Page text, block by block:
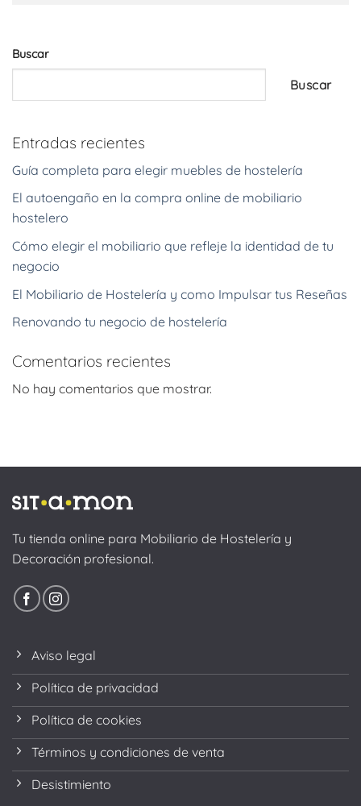
Buscar
Buscar
Entradas recientes
Guía completa para elegir muebles de hostelería
El autoengaño en la compra online de mobiliario
hostelero
Cómo elegir el mobiliario que refleje la identidad de tu
negocio
El Mobiliario de Hostelería y como Impulsar tus Reseñas
Renovando tu negocio de hostelería
Comentarios recientes
No hay comentarios que mostrar.
Tu tienda online para Mobiliario de Hostelería y
Decoración profesional.
Aviso legal
Política de privacidad
Política de cookies
Términos y condiciones de venta
Desistimiento